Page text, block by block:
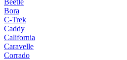
Bora
C-Trek
Caddy
California
Caravelle
Corrado